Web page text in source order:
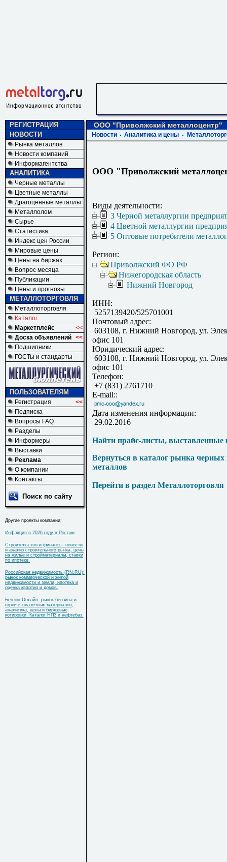
РЕГИСТРАЦИЯ
НОВОСТИ
Рынка металлов
Новости компаний
Информагентства
АНАЛИТИКА
Черные металлы
Цветные металлы
Драгоценные металлы
Металлолом
Сырье
Статистика
Индекс цен России
Мировые цены
Цены на биржах
Вопрос месяца
Публикации
Цены и прогнозы
МЕТАЛЛОТОРГОВЛЯ
Металлоторговля
Каталог
Маркетплейс
<<
Доска объявлений <<
Подшипники
ГОСТы и стандарты
ПОЛЬЗОВАТЕЛЯМ
Регистрация
<<
Подписка
Вопросы FAQ
Разделы
Информеры
Выставки
Реклама
О компании
Контакты
Поиск по сайту
Другие проекты компании:
Инфляция в 2026 году в России
Строительство и финансы: новости
и анализ строительного рынка, цены
на жилье и стройматериалы, ставки
по ипотеке.
Российская недвижимость (RN.RU):
рынок коммерческой и жилой
недвижимости и земли, ипотека и
оценка квартир и домов.
Бензин Онлайн: рынок бензина и
горюче-смазочных материалов,
аналитика, цены и биржевые
котировки. Каталог НПЗ и нефтебаз.
ООО "Приволжский металлоцентр"
Новости Аналитика и цены
ООО "Приволжский
Виды деятельности:
3 Черной металлургии
4 Цветной металлургии
5 Оптовые потребители
Регион:
Приволжский ФО РФ
Нижегородская область
Нижний Новгород
ИНН:
5257139420/525701001
Почтовый адрес:
603108, г. Нижний Новгород, ул.
офис 101
Юридический адрес:
603108, г. Нижний Новгород, ул.
офис 101
Телефон:
+7 (831) 2761710
E-mail::
Дата изменения информации:
29.02.2016
Найти прайс-листы, выставленные
Вернуться в каталог рынка
металлов
Перейти в раздел Металлоторговля